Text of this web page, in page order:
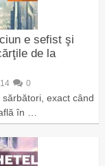
e sefist şi
de la
0
sărbători, exact când
în …